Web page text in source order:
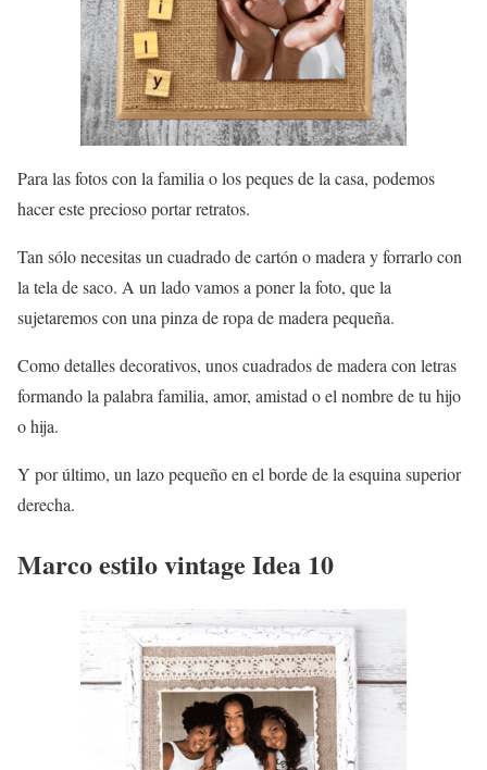
Para las fotos con la familia o los peques de la casa, podemos
hacer este precioso portar retratos.
Tan sólo necesitas un cuadrado de cartón o madera y forrarlo con
la tela de saco. A un lado vamos a poner la foto, que la
sujetaremos con una pinza de ropa de madera pequeña.
Como detalles decorativos, unos cuadrados de madera con letras
formando la palabra familia, amor, amistad o el nombre de tu hijo
o hija.
Y por último, un lazo pequeño en el borde de la esquina superior
derecha.
Marco estilo vintage Idea 10